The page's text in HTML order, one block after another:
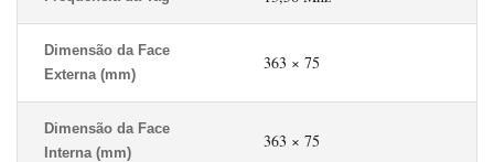
Dimensão da Face
Externa (mm)
363 × 75
Dimensão da Face
Interna (mm)
363 × 75